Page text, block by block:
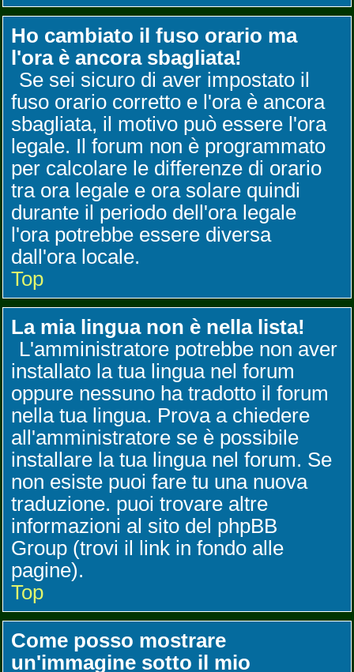
Ho cambiato il fuso orario ma
l'ora è ancora sbagliata!
Se sei sicuro di aver impostato il
fuso orario corretto e l'ora è ancora
sbagliata, il motivo può essere l'ora
legale. Il forum non è programmato
per calcolare le differenze di orario
tra ora legale e ora solare quindi
durante il periodo dell'ora legale
l'ora potrebbe essere diversa
dall'ora locale.
Top
La mia lingua non è nella lista!
L'amministratore potrebbe non aver
installato la tua lingua nel forum
oppure nessuno ha tradotto il forum
nella tua lingua. Prova a chiedere
all'amministratore se è possibile
installare la tua lingua nel forum. Se
non esiste puoi fare tu una nuova
traduzione. puoi trovare altre
informazioni al sito del phpBB
Group (trovi il link in fondo alle
pagine).
Top
Come posso mostrare
un'immagine sotto il mio